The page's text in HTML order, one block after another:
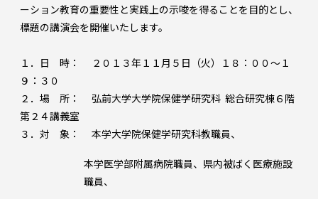
ーション教育の重要性と実践上の示唆を得ることを目的とし、
標題の講演会を開催いたします。
１．日 時： ２０１３年１１月５日（火）１８：００～１
９：３０
２．場 所： 弘前大学大学院保健学研究科 総合研究棟６階
第２４講義室
３．対 象： 本学大学院保健学研究科教職員、
本学医学部附属病院職員、県内被ばく医療施設
職員、